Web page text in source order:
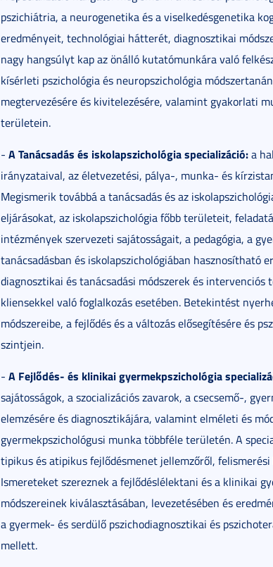
pszichiátria, a neurogenetika és a viselkedésgenetika
eredményeit, technológiai hátterét, diagnosztikai
nagy hangsúlyt kap az önálló kutatómunkára való
kísérleti pszichológia és neuropszichológia
megtervezésére és kivitelezésére, valamint gyakorlati
területein.
- A Tanácsadás és iskolapszichológia specializáció:a
irányzataival, az életvezetési, pálya-, munka- és
Megismerik továbbá a tanácsadás és az
eljárásokat, az iskolapszichológia főbb területeit,
intézmények szervezeti sajátosságait, a pedagógia, a
tanácsadásban és iskolapszichológiában hasznosítható
diagnosztikai és tanácsadási módszerek és
kliensekkel való foglalkozás esetében. Betekintést
módszereibe, a fejlődés és a változás elősegítésére és
szintjein.
- A Fejlődés- és klinikai gyermekpszichológia
sajátosságok, a szocializációs zavarok, a csecsemő-,
elemzésére és diagnosztikájára, valamint elméleti és
gyermekpszichológusi munka többféle területén. A
tipikus és atipikus fejlődésmenet jellemzőről,
Ismereteket szereznek a fejlődéslélektani és a klinikai
módszereinek kiválasztásában, levezetésében és
a gyermek- és serdülő pszichodiagnosztikai és
mellett.